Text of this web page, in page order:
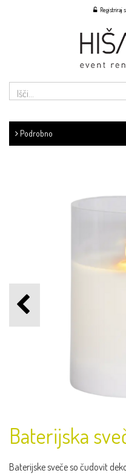
Registriraj
Podrobno
Baterijska
Baterijske sveče so čudovit